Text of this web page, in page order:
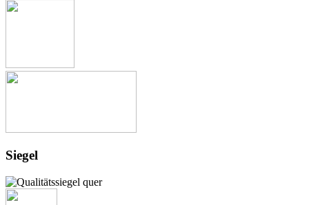
Siegel